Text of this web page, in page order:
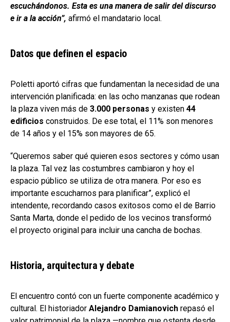
escuchándonos. Esta es una manera de salir del discurso
e ir a la acción”, afirmó el mandatario local.
Datos que definen el espacio
Poletti aportó cifras que fundamentan la necesidad de una
intervención planificada: en las ocho manzanas que rodean
la plaza viven más de 3.000 personas y existen 44
edificios construidos. De ese total, el 11% son menores
de 14 años y el 15% son mayores de 65.
“Queremos saber qué quieren esos sectores y cómo usan
la plaza. Tal vez las costumbres cambiaron y hoy el
espacio público se utiliza de otra manera. Por eso es
importante escucharnos para planificar”, explicó el
intendente, recordando casos exitosos como el de Barrio
Santa Marta, donde el pedido de los vecinos transformó
el proyecto original para incluir una cancha de bochas.
Historia, arquitectura y debate
El encuentro contó con un fuerte componente académico y
cultural. El historiador Alejandro Damianovich repasó el